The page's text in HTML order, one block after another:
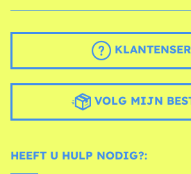
VOLG MIJN
HEEFT U HULP NODIG?: